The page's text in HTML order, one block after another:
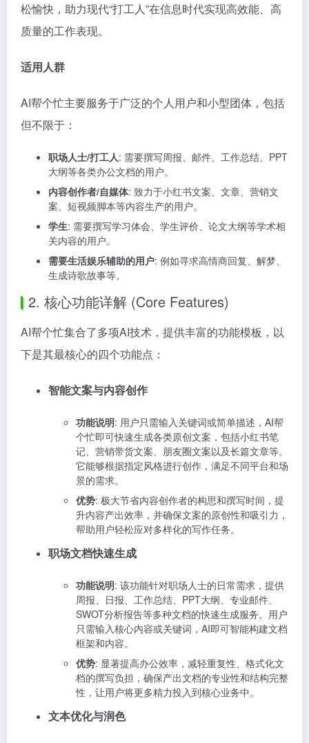
松愉快，助力现代“打工人”在信息时代实现高效能、高
质量的工作表现。
适用人群
AI帮个忙主要服务于广泛的个人用户和小型团体，包括
但不限于：
职场人士/打工人: 需要撰写周报、邮件、工作总结、PPT
大纲等各类办公文档的用户。
内容创作者/自媒体: 致力于小红书文案、文章、营销文
案、短视频脚本等内容生产的用户。
学生: 需要撰写学习体会、学生评价、论文大纲等学术相
关内容的用户。
需要生活娱乐辅助的用户: 例如寻求高情商回复、解梦、
生成诗歌故事等。
2. 核心功能详解 (Core Features)
AI帮个忙集合了多项AI技术，提供丰富的功能模板，以
下是其最核心的四个功能点：
智能文案与内容创作
功能说明: 用户只需输入关键词或简单描述，AI帮
个忙即可快速生成各类原创文案，包括小红书笔
记、营销带货文案、朋友圈文案以及长篇文章等。
它能够根据指定风格进行创作，满足不同平台和场
景的需求。
优势: 极大节省内容创作者的构思和撰写时间，提
升内容产出效率，并确保文案的原创性和吸引力，
帮助用户轻松应对多样化的写作任务。
职场文档快速生成
功能说明: 该功能针对职场人士的日常需求，提供
周报、日报、工作总结、PPT大纲、专业邮件、
SWOT分析报告等多种文档的快速生成服务。用户
只需输入核心内容或关键词，AI即可智能构建文档
框架和内容。
优势: 显著提高办公效率，减轻重复性、格式化文
档的撰写负担，确保产出文档的专业性和结构完整
性，让用户将更多精力投入到核心业务中。
文本优化与润色